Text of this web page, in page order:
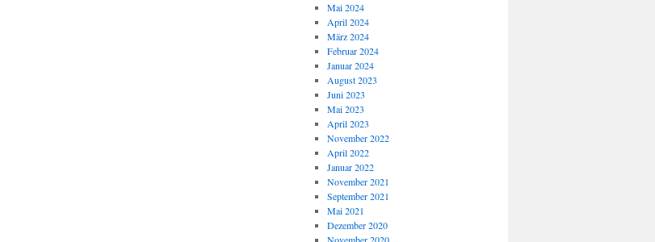
Mai 2024
April 2024
März 2024
Februar 2024
Januar 2024
August 2023
Juni 2023
Mai 2023
April 2023
November 2022
April 2022
Januar 2022
November 2021
September 2021
Mai 2021
Dezember 2020